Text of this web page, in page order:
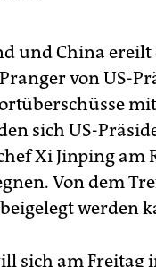
und China ereilt
von US-
sich US-
Xi Jinping am
Von dem
werden
sich am Freitag